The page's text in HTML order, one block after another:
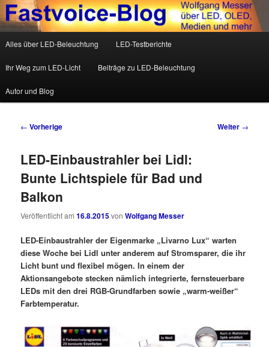
Fastvoice-Blog
Wolfgang Messer über LED, OLED, Medien und mehr
Zum Inhalt wechseln
Zum sekundären Inhalt wechseln
Alles über LED-Beleuchtung LED-Testberichte
Ihr Weg zum LED-Licht Beiträge zu LED-Beleuchtung
Autor und Blog
Beitrags-Navigation
← Vorherige Weiter →
LED-Einbaustrahler bei Lidl:
Bunte Lichtspiele für Bad und
Balkon
Veröffentlicht am16.8.2015vonWolfgang Messer
LED-Einbaustrahler der Eigenmarke „Livarno Lux“ warten
diese Woche bei Lidl unter anderem auf Stromsparer, die ihr
Licht bunt und flexibel mögen. In einem der
Aktionsangebote stecken nämlich integrierte, fernsteuerbare
LEDs mit den drei RGB-Grundfarben sowie „warm-weißer“
Farbtemperatur.